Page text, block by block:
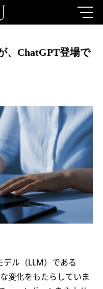
、ChatGPT登場で
ル（LLM）である
変化をもたらしていま